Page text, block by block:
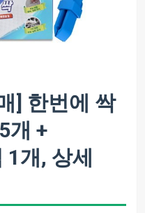
] 한번에 싹
개 +
개, 상세